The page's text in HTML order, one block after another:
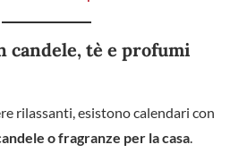
candele, tè e profumi
rilassanti, esistono calendari con
o fragranze per la casa.